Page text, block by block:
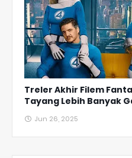
Treler Akhir Filem
Tayang Lebih Banyak
Jun 26, 2025